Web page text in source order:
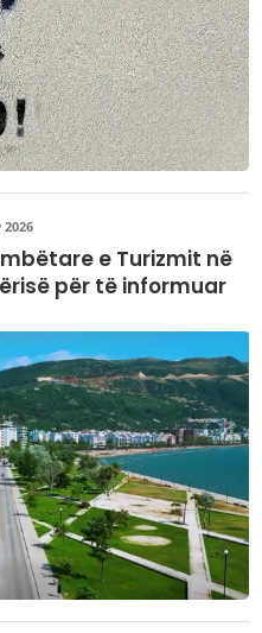
e Turizmit në
për të informuar